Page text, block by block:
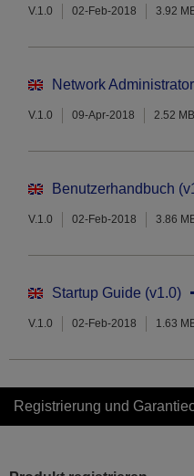
V.1.0 02-Feb-2018 3.92
Network
V.1.0 09-Apr-2018 2.52 MB
Benutzerhandbuch
V.1.0 02-Feb-2018 3.86
Startup Guide (v1.0)
V.1.0 02-Feb-2018 1.63
Registrierung und